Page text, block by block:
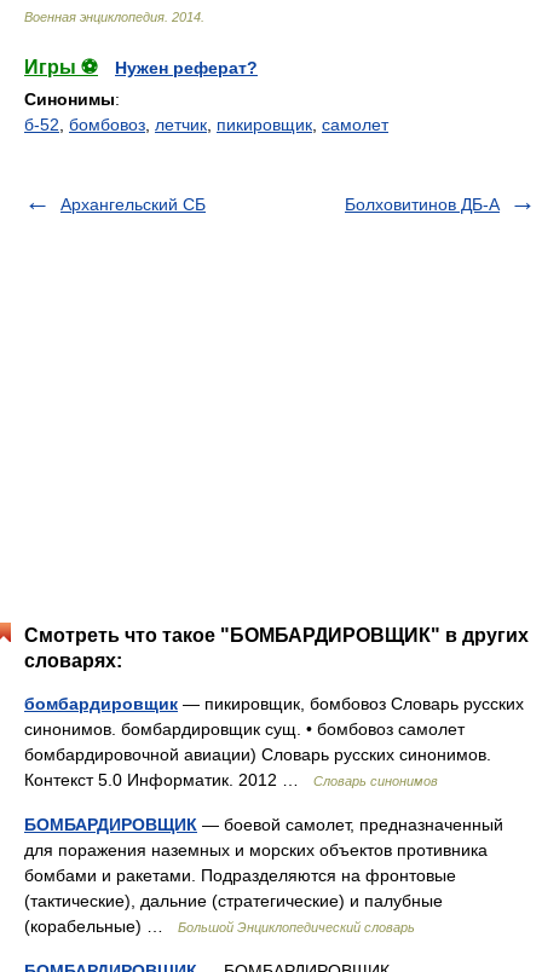
Военная энциклопедия 2014
Игры ⚽
Нужен реферат?
Синонимы:
б-52 бомбовоз летчик пикировщик самолет
Архангельский СБ Болховитинов ДБ-А
Смотреть что такое "БОМБАРДИРОВЩИК" в других
словарях:
бомбардировщик — пикировщик, бомбовоз Словарь русских
синонимов. бомбардировщик сущ. • бомбовоз самолет
бомбардировочной авиации) Словарь русских синонимов.
Контекст 5.0 Информатик. 2012 …
Словарь синонимов
БОМБАРДИРОВЩИК — боевой самолет, предназначенный
для поражения наземных и морских объектов противника
бомбами и ракетами. Подразделяются на фронтовые
(тактические), дальние (стратегические) и палубные
(корабельные) …
Большой Энциклопедический словарь